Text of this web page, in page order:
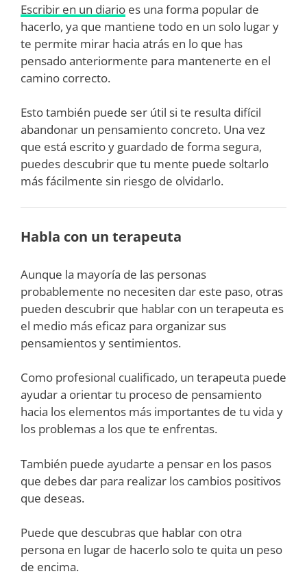
Escribir en un diario es una forma popular de
hacerlo, ya que mantiene todo en un solo lugar y
te permite mirar hacia atrás en lo que has
pensado anteriormente para mantenerte en el
camino correcto.
Esto también puede ser útil si te resulta difícil
abandonar un pensamiento concreto. Una vez
que está escrito y guardado de forma segura,
puedes descubrir que tu mente puede soltarlo
más fácilmente sin riesgo de olvidarlo.
Habla con un terapeuta
Aunque la mayoría de las personas
probablemente no necesiten dar este paso, otras
pueden descubrir que hablar con un terapeuta es
el medio más eficaz para organizar sus
pensamientos y sentimientos.
Como profesional cualificado, un terapeuta puede
ayudar a orientar tu proceso de pensamiento
hacia los elementos más importantes de tu vida y
los problemas a los que te enfrentas.
También puede ayudarte a pensar en los pasos
que debes dar para realizar los cambios positivos
que deseas.
Puede que descubras que hablar con otra
persona en lugar de hacerlo solo te quita un peso
de encima.